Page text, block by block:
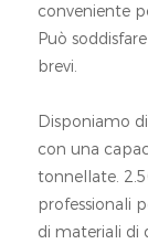
conveniente
Può
brevi.
Disponiamo
con una
tonnellate.
professionali
di materiali di